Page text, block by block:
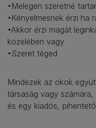
•Melegen szeretné
•Kényelmesnek érzi ha
•Akkor érzi magát
közelében vagy
•Szeret téged
Mindezek az okok
társaság vagy
és egy kiadós,